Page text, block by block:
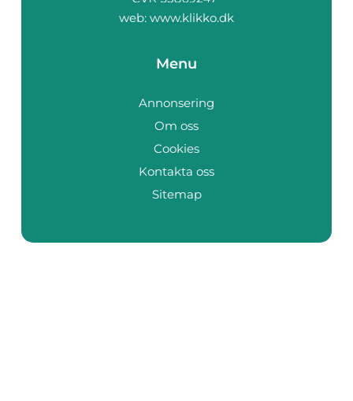
web: www.klikko.dk
Menu
Annonsering
Om oss
Cookies
Kontakta oss
Sitemap